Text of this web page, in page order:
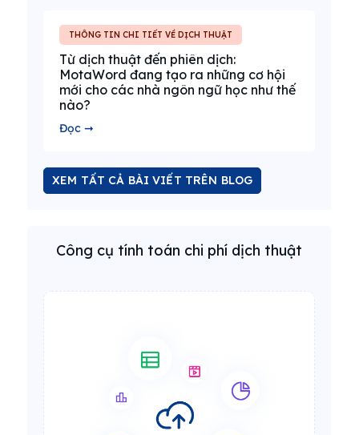
THÔNG TIN CHI TIẾT VỀ DỊCH THUẬT
Từ dịch thuật đến phiên dịch:
MotaWord đang tạo ra những cơ hội
mới cho các nhà ngôn ngữ học như thế
nào?
Đọc ➞
XEM TẤT CẢ BÀI VIẾT TRÊN BLOG
Công cụ tính toán chi phí dịch thuật